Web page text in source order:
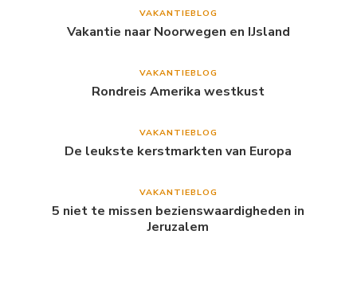
VAKANTIEBLOG
Vakantie naar Noorwegen en IJsland
VAKANTIEBLOG
Rondreis Amerika westkust
VAKANTIEBLOG
De leukste kerstmarkten van Europa
VAKANTIEBLOG
5 niet te missen bezienswaardigheden in
Jeruzalem